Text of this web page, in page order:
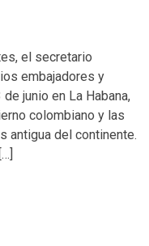
el secretario
embajadores y
junio en La Habana,
colombiano y las
antigua del continente.